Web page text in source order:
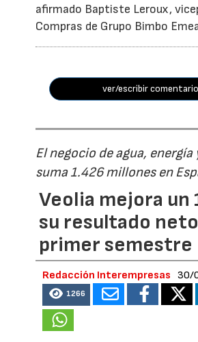
afirmado Baptiste Leroux,
Compras de Grupo Bimbo
ver/escribir
El negocio de agua, energía
suma 1.426 millones en
Veolia mejora un
su resultado
primer semestre
Redacción Interempresas 30/
1266